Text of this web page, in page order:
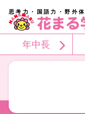
思考力・国語力・野外
年中長